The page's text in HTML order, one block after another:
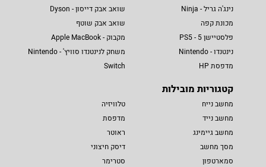
נינג'ה גריל - Ninja
מכונת קפה
פלסטיישן 5 - PS5
נינטנדו - Nintendo
מדפסת HP
שואב אבק דייסון - Dyson
שואב אבק שוטף
מקבוק - Apple MacBook
משחק לנינטנדו סוויץ' - Nintendo
Switch
קטגוריות מובילות
מחשב נייח
מחשב נייד
מחשב גיימינג
מסך מחשב
סמארטפון
טלוויזיה
מדפסת
ראוטר
דיסק חיצוני
סטרימר